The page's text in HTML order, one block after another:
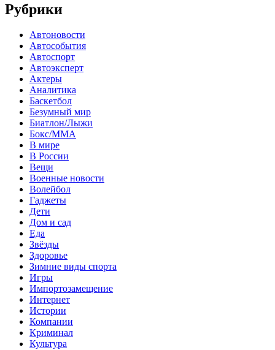
Рубрики
Автоновости
Автособытия
Автоспорт
Автоэксперт
Актеры
Аналитика
Баскетбол
Безумный мир
Биатлон/Лыжи
Бокс/MMA
В мире
В России
Вещи
Военные новости
Волейбол
Гаджеты
Дети
Дом и сад
Еда
Звёзды
Здоровье
Зимние виды спорта
Игры
Импортозамещение
Интернет
Истории
Компании
Криминал
Культура